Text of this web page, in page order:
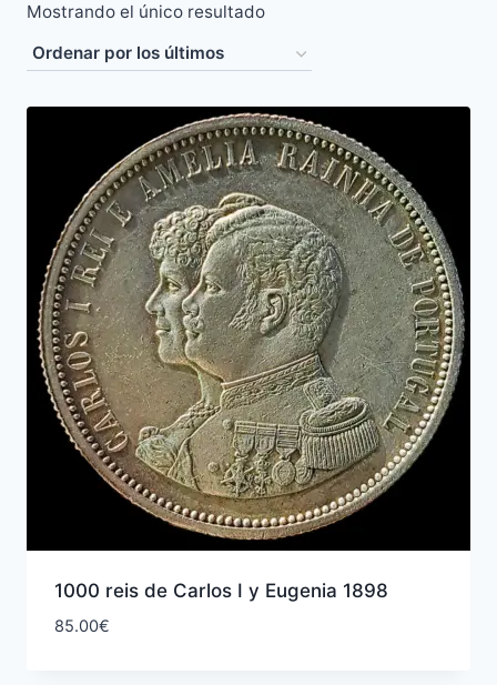
Mostrando el único resultado
1000 reis de Carlos I y Eugenia 1898
85.00€